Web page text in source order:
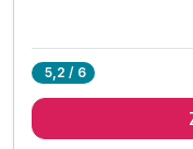
5,2 / 6